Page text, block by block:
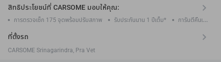
สิทธิประโยชน์ที่ CARSOME มอบให้คุณ:
การตรวจเช็ก 175 จุดพร้อมปรับสภาพ รับประกันนาน 1 ปีเต็ม*
การันตีคืนเงิน
ใน 30 วัน*
ที่ตั้งรถ
CARSOME Srinagarindra, Pra Vet